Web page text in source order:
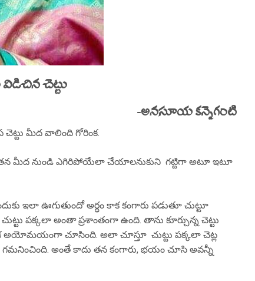
విడిచిన చెట్టు
-అనసూయ కన్నెగంటి
చెట్టు మీద వాలింది గోరింక.
మీద నుండి ఎగిరిపోయేలా చేయాలనుకుని గట్టిగా అటూ ఇటూ
ఇలా ఊగుతుందో అర్ధం కాక కంగారు పడుతూ చుట్టూ
పక్కలా అంతా ప్రశాంతంగా ఉంది. తాను కూర్చున్న చెట్టు
అయోమయంగా చూసింది. అలా చూస్తూ చుట్టు పక్కలా చెట్ల
గమనించింది. అంతే కాదు తన కంగారు, భయం చూసి అవన్నీ